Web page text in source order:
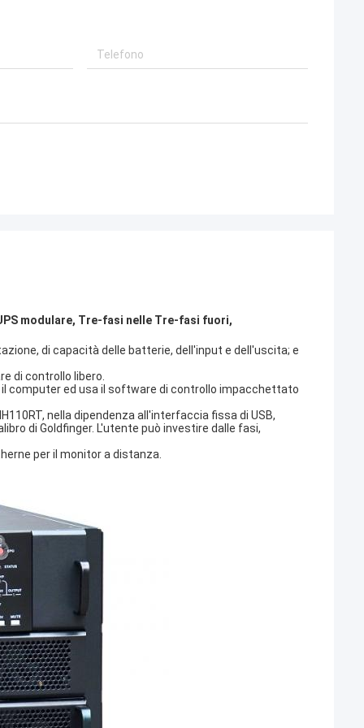
modulare, Tre-fasi nelle Tre-fasi fuori,
di capacità delle batterie, dell'input e dell'uscita; e
di controllo libero.
il computer ed usa il software di controllo impacchettato
nella dipendenza all'interfaccia fissa di USB,
di Goldfinger. L'utente può investire dalle fasi,
per il monitor a distanza.